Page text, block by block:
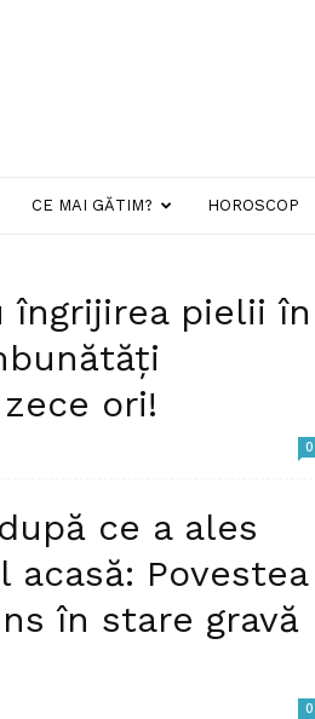
CE MAI GĂTIM? HOROSCOP
SĂNĂTATE
pielii în
ori!
0
sunt cele...ce a ales
acasă: Povestea
în stare gravă
0